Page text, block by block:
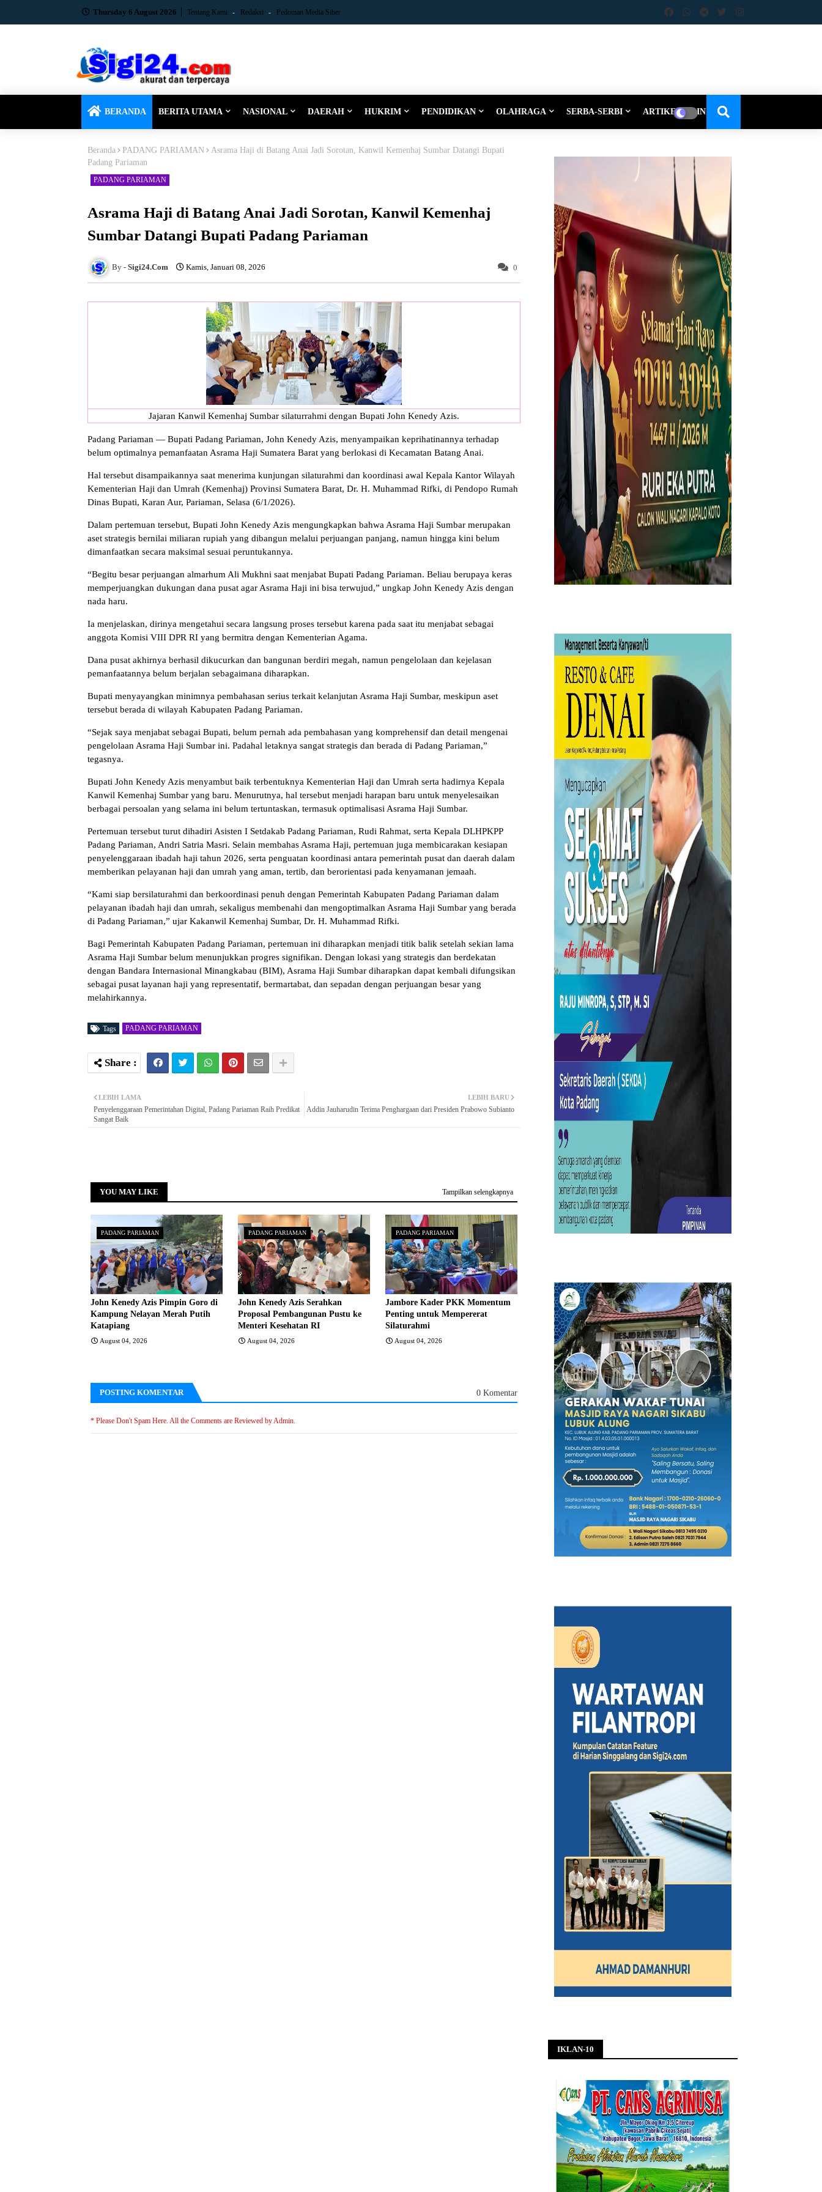
Thursday 6 August 2026 Tentang Kami Redaksi Pedoman Media Siber
BERANDA BERITA UTAMA NASIONAL DAERAH HUKRIM PENDIDIKAN OLAHRAGA SERBA-SERBI ARTIKEL-OPINI
Beranda PADANG PARIAMAN
Asrama Haji di Batang Anai Jadi Sorotan, Kanwil Kemenhaj Sumbar Datangi Bupati
Padang Pariaman
PADANG PARIAMAN
Asrama Haji di Batang Anai Jadi Sorotan, Kanwil Kemenhaj
Sumbar Datangi Bupati Padang Pariaman
Sigi24.Com Kamis, Januari 08, 2026 0
Jajaran Kanwil Kemenhaj Sumbar silaturrahmi dengan Bupati John Kenedy Azis.
Padang Pariaman — Bupati Padang Pariaman, John Kenedy Azis, menyampaikan keprihatinannya terhadap
belum optimalnya pemanfaatan Asrama Haji Sumatera Barat yang berlokasi di Kecamatan Batang Anai.
Hal tersebut disampaikannya saat menerima kunjungan silaturahmi dan koordinasi awal Kepala Kantor Wilayah
Kementerian Haji dan Umrah (Kemenhaj) Provinsi Sumatera Barat, Dr. H. Muhammad Rifki, di Pendopo Rumah
Dinas Bupati, Karan Aur, Pariaman, Selasa (6/1/2026).
Dalam pertemuan tersebut, Bupati John Kenedy Azis mengungkapkan bahwa Asrama Haji Sumbar merupakan
aset strategis bernilai miliaran rupiah yang dibangun melalui perjuangan panjang, namun hingga kini belum
dimanfaatkan secara maksimal sesuai peruntukannya.
“Begitu besar perjuangan almarhum Ali Mukhni saat menjabat Bupati Padang Pariaman. Beliau berupaya keras
memperjuangkan dukungan dana pusat agar Asrama Haji ini bisa terwujud,” ungkap John Kenedy Azis dengan
nada haru.
Ia menjelaskan, dirinya mengetahui secara langsung proses tersebut karena pada saat itu menjabat sebagai
anggota Komisi VIII DPR RI yang bermitra dengan Kementerian Agama.
Dana pusat akhirnya berhasil dikucurkan dan bangunan berdiri megah, namun pengelolaan dan kejelasan
pemanfaatannya belum berjalan sebagaimana diharapkan.
Bupati menyayangkan minimnya pembahasan serius terkait kelanjutan Asrama Haji Sumbar, meskipun aset
tersebut berada di wilayah Kabupaten Padang Pariaman.
“Sejak saya menjabat sebagai Bupati, belum pernah ada pembahasan yang komprehensif dan detail mengenai
pengelolaan Asrama Haji Sumbar ini. Padahal letaknya sangat strategis dan berada di Padang Pariaman,”
tegasnya.
Bupati John Kenedy Azis menyambut baik terbentuknya Kementerian Haji dan Umrah serta hadirnya Kepala
Kanwil Kemenhaj Sumbar yang baru. Menurutnya, hal tersebut menjadi harapan baru untuk menyelesaikan
berbagai persoalan yang selama ini belum tertuntaskan, termasuk optimalisasi Asrama Haji Sumbar.
Pertemuan tersebut turut dihadiri Asisten I Setdakab Padang Pariaman, Rudi Rahmat, serta Kepala DLHPKPP
Padang Pariaman, Andri Satria Masri. Selain membahas Asrama Haji, pertemuan juga membicarakan kesiapan
penyelenggaraan ibadah haji tahun 2026, serta penguatan koordinasi antara pemerintah pusat dan daerah dalam
memberikan pelayanan haji dan umrah yang aman, tertib, dan berorientasi pada kenyamanan jemaah.
“Kami siap bersilaturahmi dan berkoordinasi penuh dengan Pemerintah Kabupaten Padang Pariaman dalam
pelayanan ibadah haji dan umrah, sekaligus membenahi dan mengoptimalkan Asrama Haji Sumbar yang berada
di Padang Pariaman,” ujar Kakanwil Kemenhaj Sumbar, Dr. H. Muhammad Rifki.
Bagi Pemerintah Kabupaten Padang Pariaman, pertemuan ini diharapkan menjadi titik balik setelah sekian lama
Asrama Haji Sumbar belum menunjukkan progres signifikan. Dengan lokasi yang strategis dan berdekatan
dengan Bandara Internasional Minangkabau (BIM), Asrama Haji Sumbar diharapkan dapat kembali difungsikan
sebagai pusat layanan haji yang representatif, bermartabat, dan sepadan dengan perjuangan besar yang
melahirkannya.
Tags PADANG PARIAMAN
LEBIH BARU
Addin Jauharudin Terima Penghargaan dari Presiden Prabowo Subianto
LEBIH LAMA
Penyelenggaraan Pemerintahan Digital, Padang Pariaman Raih Predikat
Sangat Baik
YOU MAY LIKE Tampilkan selengkapnya
PADANG PARIAMAN
John Kenedy Azis Pimpin Goro di
Kampung Nelayan Merah Putih
Katapiang
August 04, 2026
PADANG PARIAMAN
John Kenedy Azis Serahkan
Proposal Pembangunan Pustu ke
Menteri Kesehatan RI
August 04, 2026
PADANG PARIAMAN
Jambore Kader PKK Momentum
Penting untuk Mempererat
Silaturahmi
August 04, 2026
POSTING KOMENTAR 0 Komentar
* Please Don't Spam Here. All the Comments are Reviewed by Admin.
IKLAN-10